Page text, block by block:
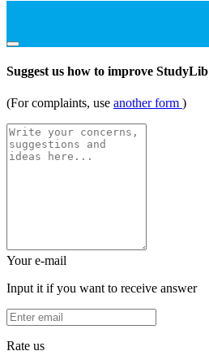
Suggest us how to improve StudyLib
(For complaints, use another form )
Your e-mail
Input it if you want to receive answer
Rate us